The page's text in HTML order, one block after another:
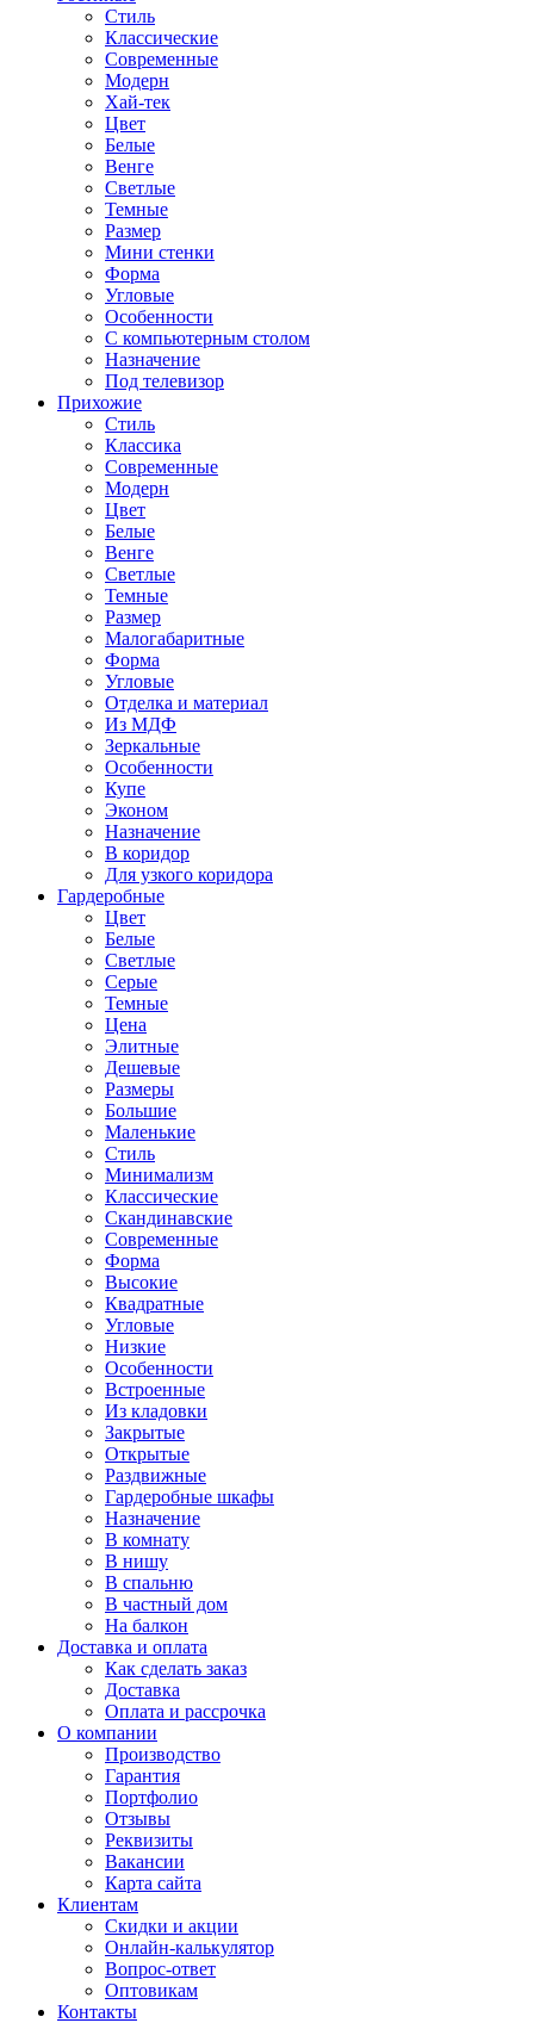
Стиль
Классические
Современные
Модерн
Хай-тек
Цвет
Белые
Венге
Светлые
Темные
Размер
Мини стенки
Форма
Угловые
Особенности
С компьютерным столом
Назначение
Под телевизор
Прихожие
Стиль
Классика
Современные
Модерн
Цвет
Белые
Венге
Светлые
Темные
Размер
Малогабаритные
Форма
Угловые
Отделка и материал
Из МДФ
Зеркальные
Особенности
Купе
Эконом
Назначение
В коридор
Для узкого коридора
Гардеробные
Цвет
Белые
Светлые
Серые
Темные
Цена
Элитные
Дешевые
Размеры
Большие
Маленькие
Стиль
Минимализм
Классические
Скандинавские
Современные
Форма
Высокие
Квадратные
Угловые
Низкие
Особенности
Встроенные
Из кладовки
Закрытые
Открытые
Раздвижные
Гардеробные шкафы
Назначение
В комнату
В нишу
В спальню
В частный дом
На балкон
Доставка и оплата
Как сделать заказ
Доставка
Оплата и рассрочка
О компании
Производство
Гарантия
Портфолио
Отзывы
Реквизиты
Вакансии
Карта сайта
Клиентам
Скидки и акции
Онлайн-калькулятор
Вопрос-ответ
Оптовикам
Контакты